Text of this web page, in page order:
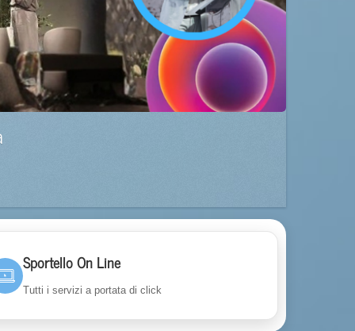
Sportello On Line
Tutti i servizi a portata di click